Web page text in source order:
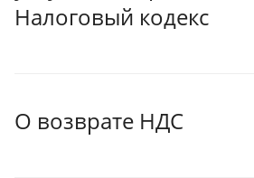
Налоговый кодекс
О возврате НДС